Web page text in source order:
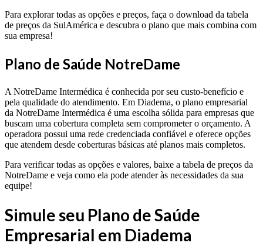
Para explorar todas as opções e preços, faça o download da tabela
de preços da SulAmérica e descubra o plano que mais combina com
sua empresa!
Plano de Saúde NotreDame
A NotreDame Intermédica é conhecida por seu custo-benefício e
pela qualidade do atendimento. Em Diadema, o plano empresarial
da NotreDame Intermédica é uma escolha sólida para empresas que
buscam uma cobertura completa sem comprometer o orçamento. A
operadora possui uma rede credenciada confiável e oferece opções
que atendem desde coberturas básicas até planos mais completos.
Para verificar todas as opções e valores, baixe a tabela de preços da
NotreDame e veja como ela pode atender às necessidades da sua
equipe!
Simule seu Plano de Saúde
Empresarial em Diadema